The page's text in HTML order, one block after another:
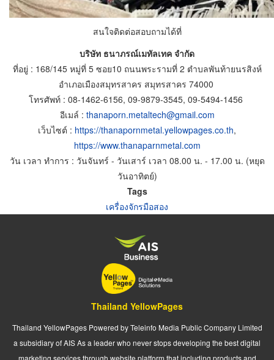
สนใจติดต่อสอบถามได้ที่
บริษัท ธนาภรณ์เมทัลเทค จำกัด
ที่อยู่ : 168/145 หมู่ที่ 5 ซอย10 ถนนพระรามที่ 2 ตำบลพันท้ายนรสิงห์
อำเภอเมืองสมุทรสาคร สมุทรสาคร 74000
โทรศัพท์ : 08-1462-6156, 09-9879-3545, 09-5494-1456
อีเมล์ : thanaporn.metaltech@gmail.com
เว็บไซต์ : https://thanapornmetal.yellowpages.co.th,
https://www.thanaparnmetal.com
วัน เวลา ทำการ : วันจันทร์ - วันเสาร์ เวลา 08.00 น. - 17.00 น. (หยุด
วันอาทิตย์)
Tags
เครื่องจักรมือสอง
Thailand YellowPages
Thailand YellowPages Powered by Teleinfo Media Public Company Limited
a subsidiary of AIS As a leader who never stops developing the best digital
marketing services through website platform that including products and